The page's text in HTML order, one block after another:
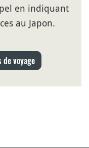
en indiquant
au Japon.
voyage